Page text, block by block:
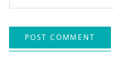
POST COMMENT